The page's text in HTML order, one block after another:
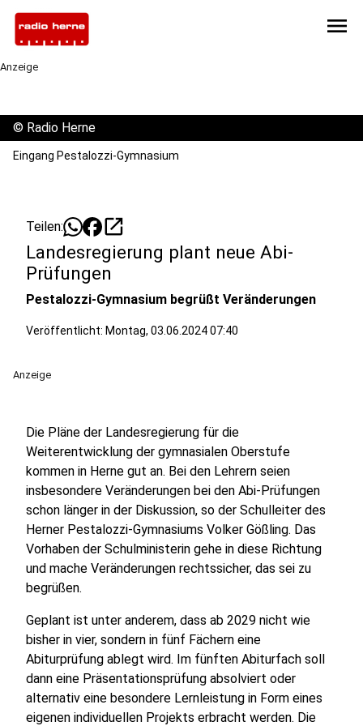
menu
Anzeige
© Radio Herne
Eingang Pestalozzi-Gymnasium
Teilen: open_in_new
Landesregierung plant neue Abi-
Prüfungen
Pestalozzi-Gymnasium begrüßt Veränderungen
Veröffentlicht: Montag, 03.06.2024 07:40
Anzeige
Die Pläne der Landesregierung für die
Weiterentwicklung der gymnasialen Oberstufe
kommen in Herne gut an. Bei den Lehrern seien
insbesondere Veränderungen bei den Abi-Prüfungen
schon länger in der Diskussion, so der Schulleiter des
Herner Pestalozzi-Gymnasiums Volker Gößling. Das
Vorhaben der Schulministerin gehe in diese Richtung
und mache Veränderungen rechtssicher, das sei zu
begrüßen.
Geplant ist unter anderem, dass ab 2029 nicht wie
bisher in vier, sondern in fünf Fächern eine
Abiturprüfung ablegt wird. Im fünften Abiturfach soll
dann eine Präsentationsprüfung absolviert oder
alternativ eine besondere Lernleistung in Form eines
eigenen individuellen Projekts erbracht werden. Die